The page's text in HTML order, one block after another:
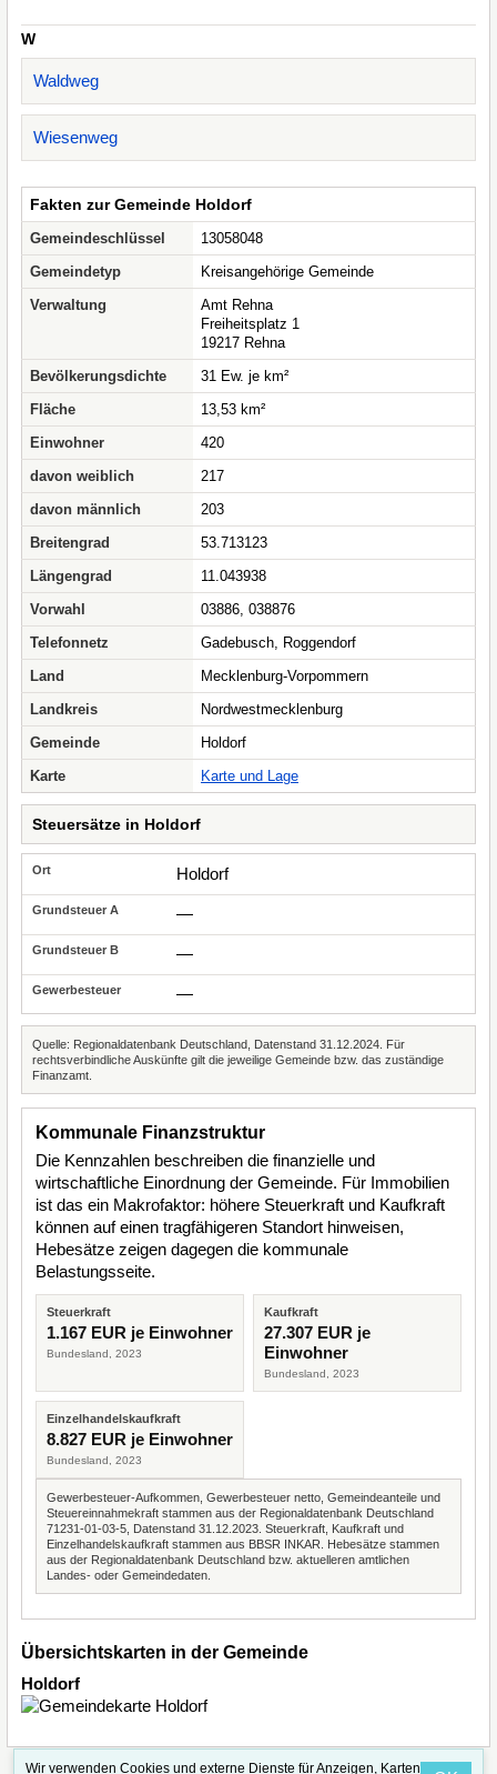
W
Waldweg
Wiesenweg
Fakten zur Gemeinde Holdorf
Gemeindeschlüssel
13058048
Gemeindetyp
Kreisangehörige Gemeinde
Verwaltung
Amt Rehna
Freiheitsplatz 1
19217 Rehna
Bevölkerungsdichte
31 Ew. je km²
Fläche
13,53 km²
Einwohner
420
davon weiblich
217
davon männlich
203
Breitengrad
53.713123
Längengrad
11.043938
Vorwahl
03886, 038876
Telefonnetz
Gadebusch, Roggendorf
Land
Mecklenburg-Vorpommern
Landkreis
Nordwestmecklenburg
Gemeinde
Holdorf
Karte
Karte und Lage
Steuersätze in Holdorf
Holdorf
—
—
—
Quelle: Regionaldatenbank Deutschland, Datenstand 31.12.2024. Für
rechtsverbindliche Auskünfte gilt die jeweilige Gemeinde bzw. das zuständige
Finanzamt.
Kommunale Finanzstruktur
Die Kennzahlen beschreiben die finanzielle und
wirtschaftliche Einordnung der Gemeinde. Für Immobilien
ist das ein Makrofaktor: höhere Steuerkraft und Kaufkraft
können auf einen tragfähigeren Standort hinweisen,
Hebesätze zeigen dagegen die kommunale
Belastungsseite.
Steuerkraft
1.167 EUR je Einwohner
Bundesland, 2023
Kaufkraft
27.307 EUR je
Einwohner
Bundesland, 2023
Einzelhandelskaufkraft
8.827 EUR je Einwohner
Bundesland, 2023
Gewerbesteuer-Aufkommen, Gewerbesteuer netto, Gemeindeanteile und
Steuereinnahmekraft stammen aus der Regionaldatenbank Deutschland
71231-01-03-5, Datenstand 31.12.2023. Steuerkraft, Kaufkraft und
Einzelhandelskaufkraft stammen aus BBSR INKAR. Hebesätze stammen
aus der Regionaldatenbank Deutschland bzw. aktuelleren amtlichen
Landes- oder Gemeindedaten.
Übersichtskarten in der Gemeinde
Holdorf
Wir verwenden Cookies und externe Dienste für Anzeigen, Karten